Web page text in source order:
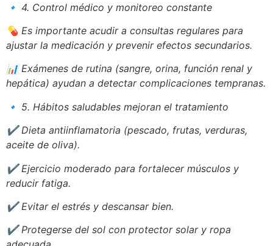
🔹 4. Control médico y monitoreo constante
💊 Es importante acudir a consultas regulares para
ajustar la medicación y prevenir efectos secundarios.
📊Exámenes de rutina (sangre, orina, función renal y
hepática) ayudan a detectar complicaciones tempranas.
🔹 5. Hábitos saludables mejoran el tratamiento
✔Dieta antiinflamatoria (pescado, frutas, verduras,
aceite de oliva).
✔Ejercicio moderado para fortalecer músculos y
reducir fatiga.
✔Evitar el estrés y descansar bien.
✔Protegerse del sol con protector solar y ropa